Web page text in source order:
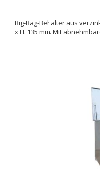
Big-Bag-Behälter aus
x H. 135 mm. Mit